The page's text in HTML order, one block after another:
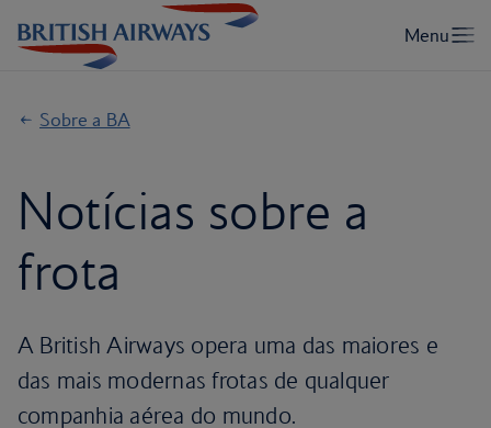
Sobre a BA
Notícias sobre a
frota
A British Airways opera uma das maiores e
das mais modernas frotas de qualquer
companhia aérea do mundo.